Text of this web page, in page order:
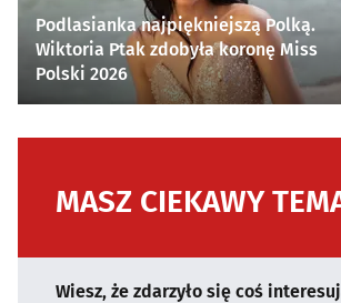
Podlasianka najpiękniejszą Polką.
Wiktoria Ptak zdobyła koronę Miss
Polski 2026
MASZ CIEKAWY
Wiesz, że zdarzyło się coś